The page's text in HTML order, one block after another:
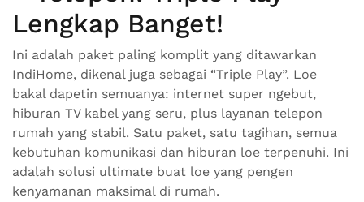
Lengkap Banget!
Ini adalah paket paling komplit yang ditawarkan
IndiHome, dikenal juga sebagai “Triple Play”. Loe
bakal dapetin semuanya: internet super ngebut,
hiburan TV kabel yang seru, plus layanan telepon
rumah yang stabil. Satu paket, satu tagihan, semua
kebutuhan komunikasi dan hiburan loe terpenuhi. Ini
adalah solusi ultimate buat loe yang pengen
kenyamanan maksimal di rumah.